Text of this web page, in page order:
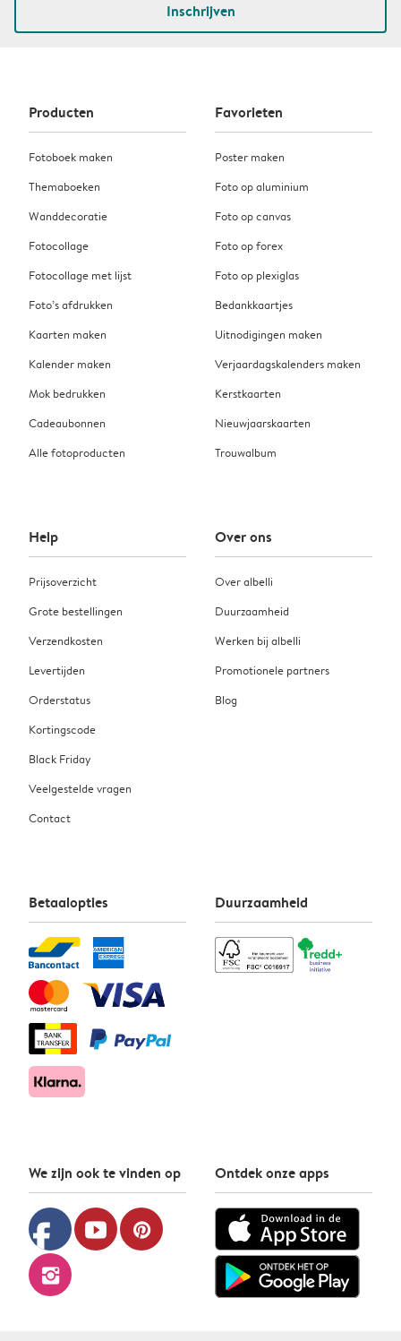
Inschrijven
Producten
Fotoboek maken
Themaboeken
Wanddecoratie
Fotocollage
Fotocollage met lijst
Foto’s afdrukken
Kaarten maken
Kalender maken
Mok bedrukken
Cadeaubonnen
Alle fotoproducten
Favorieten
Poster maken
Foto op aluminium
Foto op canvas
Foto op forex
Foto op plexiglas
Bedankkaartjes
Uitnodigingen maken
Verjaardagskalenders maken
Kerstkaarten
Nieuwjaarskaarten
Trouwalbum
Help
Prijsoverzicht
Grote bestellingen
Verzendkosten
Levertijden
Orderstatus
Kortingscode
Black Friday
Veelgestelde vragen
Contact
Over ons
Over albelli
Duurzaamheid
Werken bij albelli
Promotionele partners
Blog
Betaalopties Duurzaamheid
We zijn ook te vinden op
facebook youtube pinterest
instagram
Ontdek onze apps